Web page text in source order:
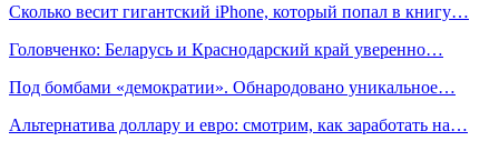
Сколько весит гигантский iPhone, который попал в книгу…
Головченко: Беларусь и Краснодарский край уверенно…
Под бомбами «демократии». Обнародовано уникальное…
Альтернатива доллару и евро: смотрим, как заработать на…